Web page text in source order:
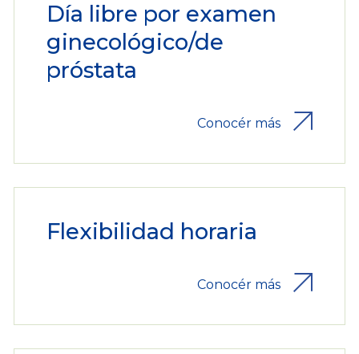
Día libre por examen
ginecológico/de
próstata
Conocér más
Flexibilidad horaria
Conocér más